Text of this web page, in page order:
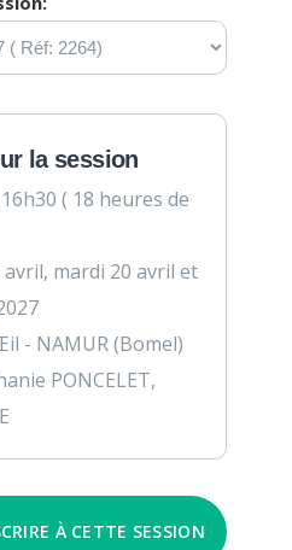
la session
( 18 heures de
avril, mardi 20 avril et
- NAMUR (Bomel)
PONCELET,
À CETTE SESSION